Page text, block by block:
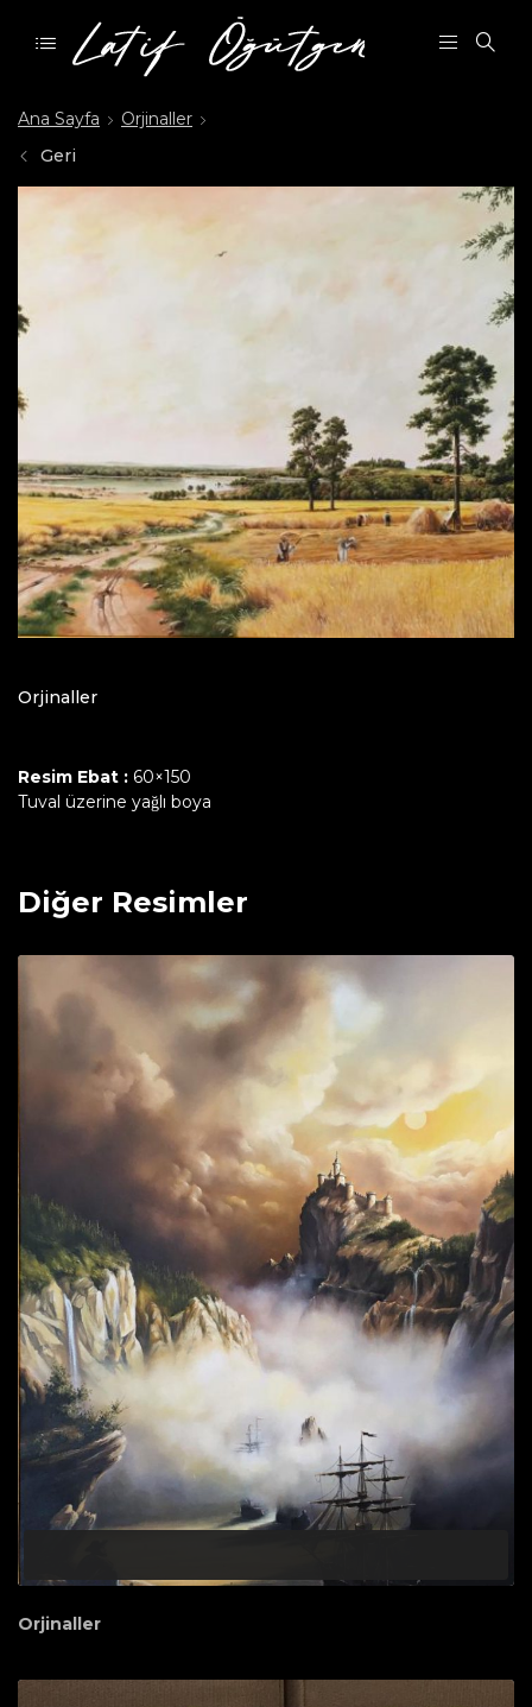
Ana Sayfa
Orjinaller
Geri
Orjinaller
Resim Ebat : 60×150
Tuval üzerine yağlı boya
Diğer Resimler
Orjinaller